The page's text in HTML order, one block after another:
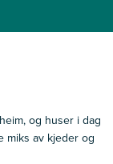
og huser i dag
miks av kjeder og